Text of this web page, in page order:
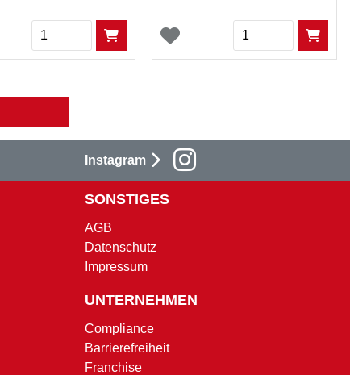
Menge Menge
Instagram
SONSTIGES
AGB
Datenschutz
Impressum
UNTERNEHMEN
Compliance
Barrierefreiheit
Franchise